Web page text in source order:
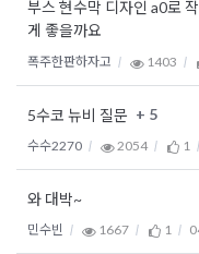
부스 현수막 디자인 a0로
게 좋을까요
폭주한판하자고 1403
5수코 뉴비 질문 + 5
수수2270 2054 1
와 대박~
민수빈 1667 1